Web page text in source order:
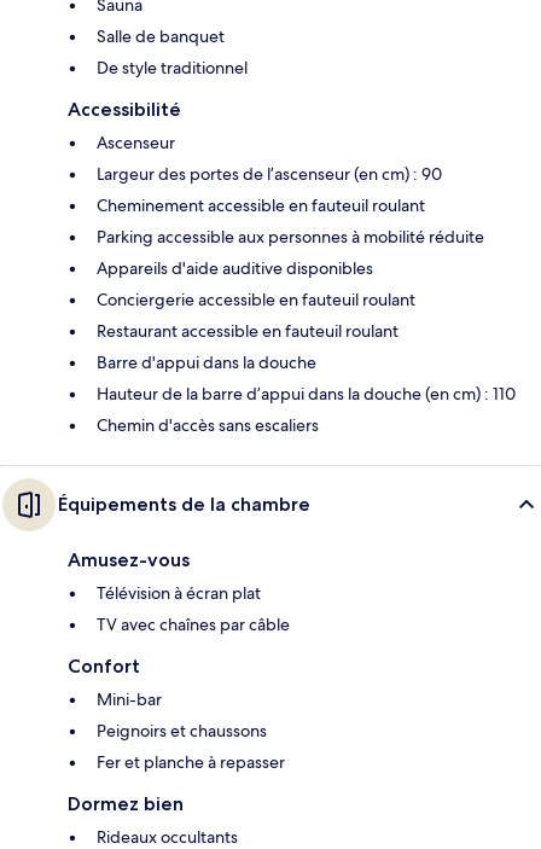
Sauna
Salle de banquet
De style traditionnel
Accessibilité
Ascenseur
Largeur des portes de l’ascenseur (en cm) : 90
Cheminement accessible en fauteuil roulant
Parking accessible aux personnes à mobilité réduite
Appareils d'aide auditive disponibles
Conciergerie accessible en fauteuil roulant
Restaurant accessible en fauteuil roulant
Barre d'appui dans la douche
Hauteur de la barre d’appui dans la douche (en cm) : 110
Chemin d'accès sans escaliers
Équipements de la chambre
Amusez-vous
Télévision à écran plat
TV avec chaînes par câble
Confort
Mini-bar
Peignoirs et chaussons
Fer et planche à repasser
Dormez bien
Rideaux occultants